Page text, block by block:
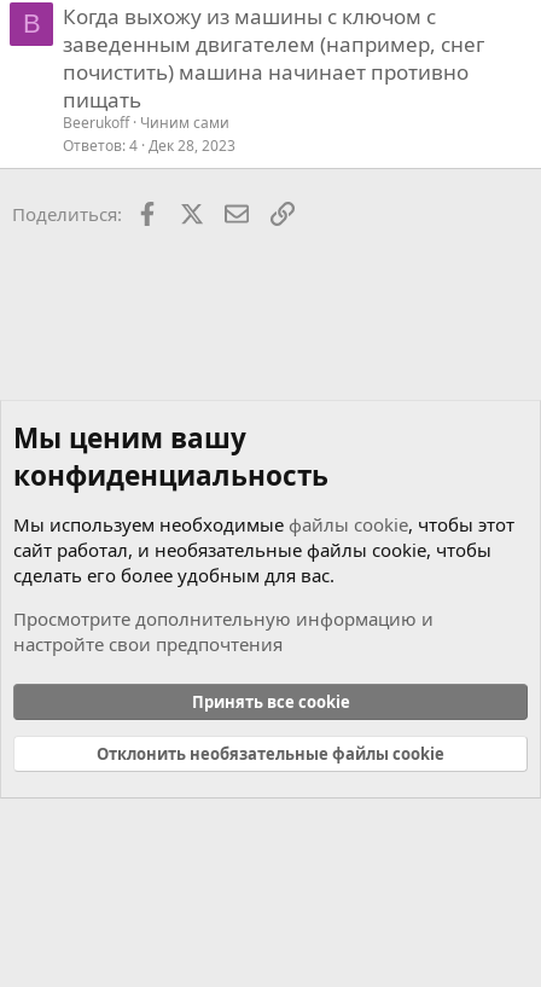
B
Когда выхожу из машины с ключом с
заведенным двигателем (например, снег
почистить) машина начинает противно
пищать
Beerukoff Чиним сами
Ответов 4 Дек 28, 2023
Поделиться: Facebook ПочтаСсылкой
Cookies
Russian (RU)
Связь с нами
Условия и правила
Политика конфиденциальности
Справка Главная
R
Мы ценим вашу
конфиденциальность
Мы используем необходимые файлы cookie, чтобы этот
сайт работал, и необязательные файлы cookie, чтобы
сделать его более удобным для вас.
Просмотрите дополнительную информацию и
настройте свои предпочтения
Принять все cookie
Отклонить необязательные файлы cookie